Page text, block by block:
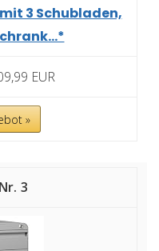
3 Schubladen,
EUR
»
3